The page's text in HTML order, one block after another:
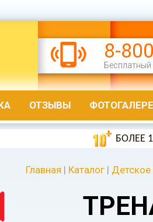
8-
ОТЗЫВЫ
БОЛЕЕ
Главная | Каталог | Детское